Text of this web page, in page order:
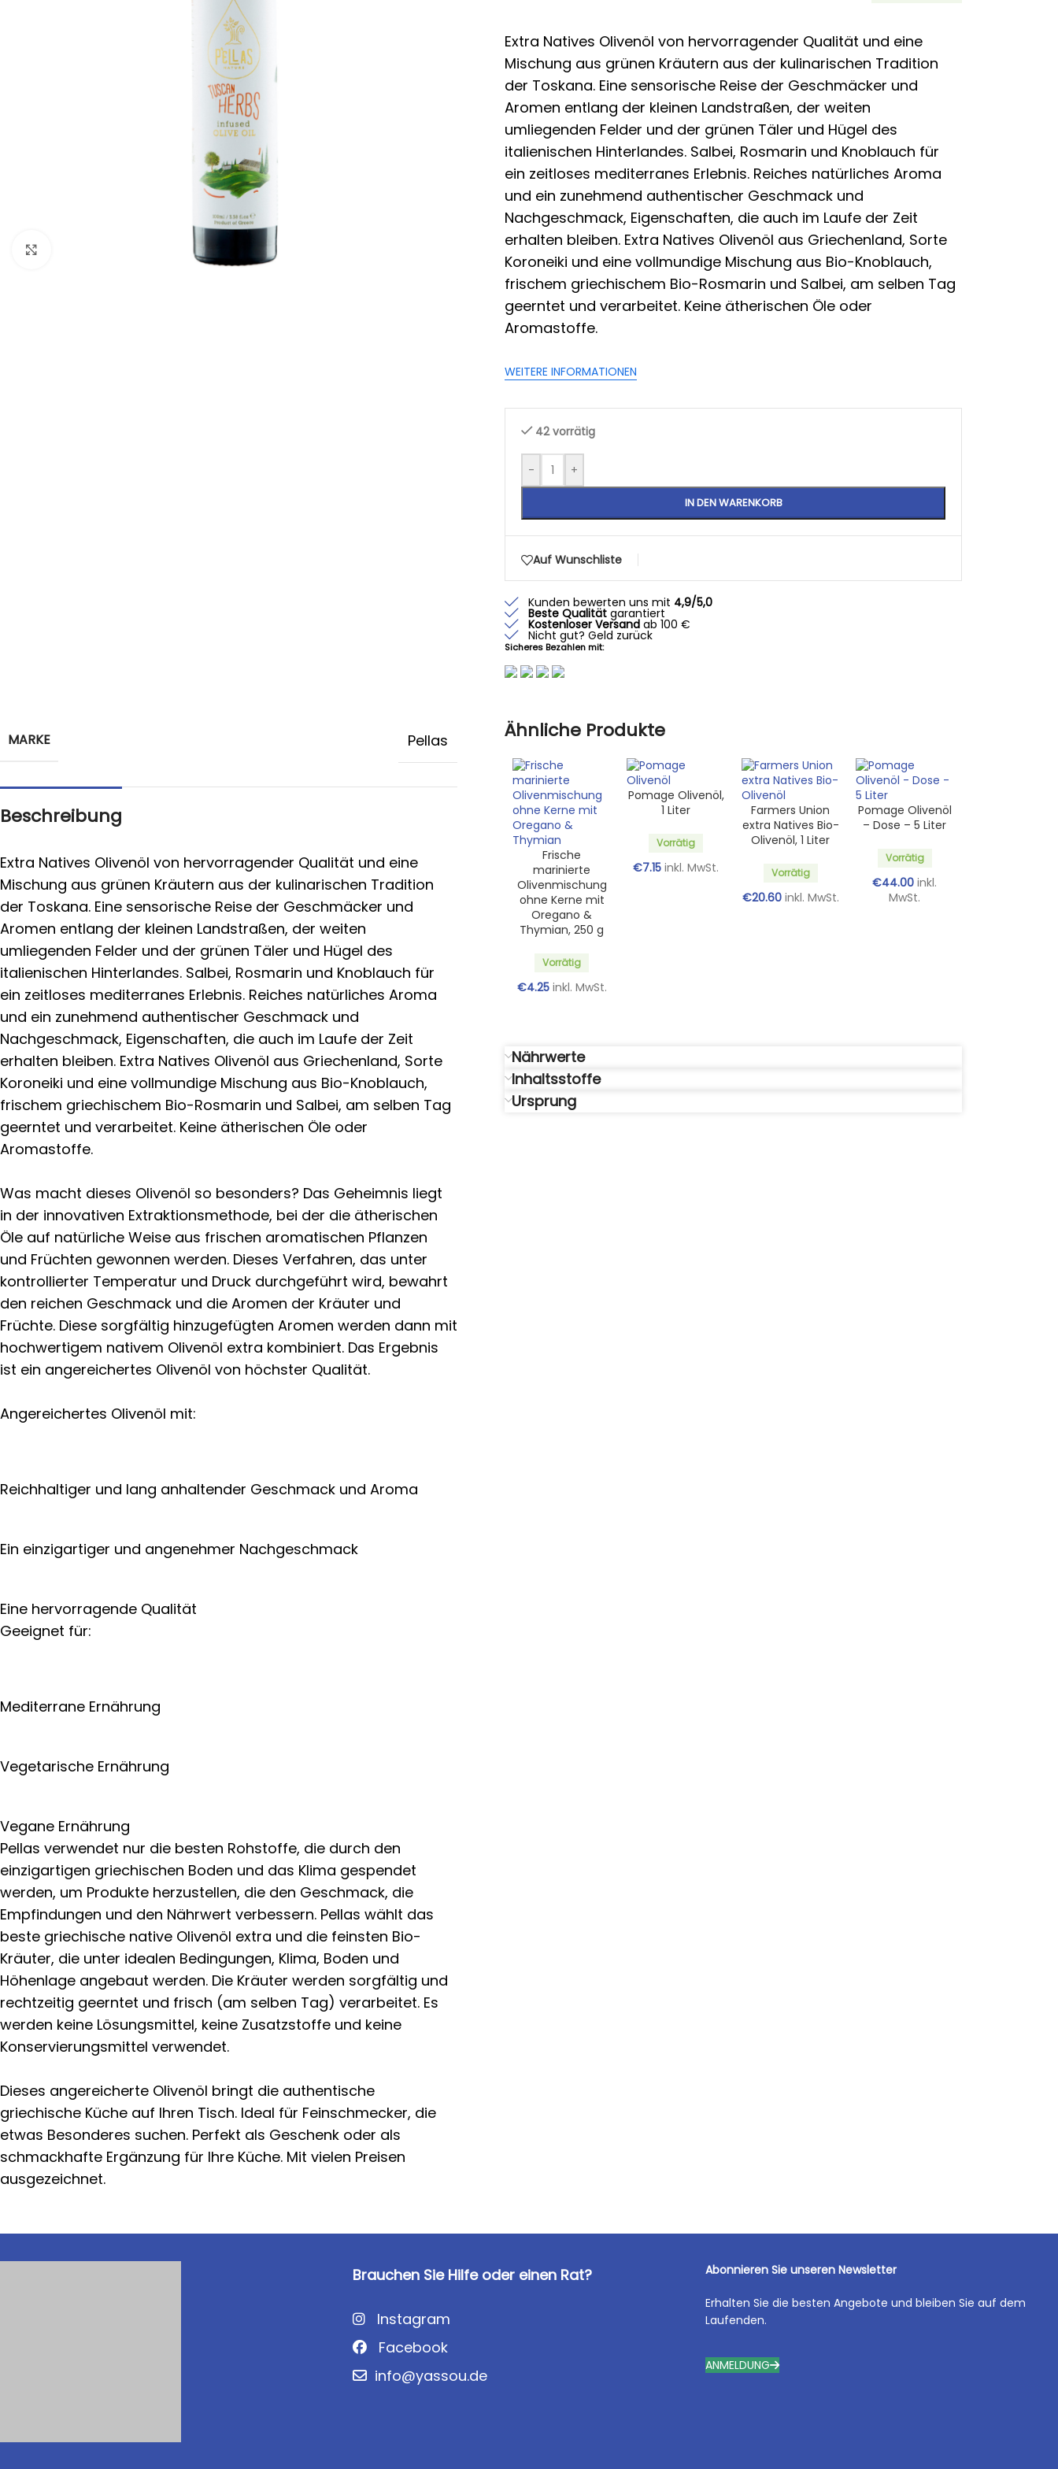
Extra Natives Olivenöl von hervorragender Qualität und eine
Mischung aus grünen Kräutern aus der kulinarischen Tradition
der Toskana. Eine sensorische Reise der Geschmäcker und
Aromen entlang der kleinen Landstraßen, der weiten
umliegenden Felder und der grünen Täler und Hügel des
italienischen Hinterlandes. Salbei, Rosmarin und Knoblauch für
ein zeitloses mediterranes Erlebnis. Reiches natürliches Aroma
und ein zunehmend authentischer Geschmack und
Nachgeschmack, Eigenschaften, die auch im Laufe der Zeit
erhalten bleiben. Extra Natives Olivenöl aus Griechenland, Sorte
Koroneiki und eine vollmundige Mischung aus Bio-Knoblauch,
frischem griechischem Bio-Rosmarin und Salbei, am selben Tag
geerntet und verarbeitet. Keine ätherischen Öle oder
Aromastoffe.
WEITERE INFORMATIONEN
42 vorrätig
- +
IN DEN WARENKORB
Auf Wunschliste
Kunden bewerten uns mit 4,9/5,0
Beste Qualität garantiert
Kostenloser Versand ab 100 €
Nicht gut? Geld zurück
Sicheres Bezahlen mit:
MARKE Pellas
Beschreibung
Extra Natives Olivenöl von hervorragender Qualität und eine
Mischung aus grünen Kräutern aus der kulinarischen Tradition
der Toskana. Eine sensorische Reise der Geschmäcker und
Aromen entlang der kleinen Landstraßen, der weiten
umliegenden Felder und der grünen Täler und Hügel des
italienischen Hinterlandes. Salbei, Rosmarin und Knoblauch für
ein zeitloses mediterranes Erlebnis. Reiches natürliches Aroma
und ein zunehmend authentischer Geschmack und
Nachgeschmack, Eigenschaften, die auch im Laufe der Zeit
erhalten bleiben. Extra Natives Olivenöl aus Griechenland, Sorte
Koroneiki und eine vollmundige Mischung aus Bio-Knoblauch,
frischem griechischem Bio-Rosmarin und Salbei, am selben Tag
geerntet und verarbeitet. Keine ätherischen Öle oder
Aromastoffe.
Was macht dieses Olivenöl so besonders? Das Geheimnis liegt
in der innovativen Extraktionsmethode, bei der die ätherischen
Öle auf natürliche Weise aus frischen aromatischen Pflanzen
und Früchten gewonnen werden. Dieses Verfahren, das unter
kontrollierter Temperatur und Druck durchgeführt wird, bewahrt
den reichen Geschmack und die Aromen der Kräuter und
Früchte. Diese sorgfältig hinzugefügten Aromen werden dann mit
hochwertigem nativem Olivenöl extra kombiniert. Das Ergebnis
ist ein angereichertes Olivenöl von höchster Qualität.
Angereichertes Olivenöl mit:
Reichhaltiger und lang anhaltender Geschmack und Aroma
Ein einzigartiger und angenehmer Nachgeschmack
Eine hervorragende Qualität
Geeignet für:
Mediterrane Ernährung
Vegetarische Ernährung
Vegane Ernährung
Pellas verwendet nur die besten Rohstoffe, die durch den
einzigartigen griechischen Boden und das Klima gespendet
werden, um Produkte herzustellen, die den Geschmack, die
Empfindungen und den Nährwert verbessern. Pellas wählt das
beste griechische native Olivenöl extra und die feinsten Bio-
Kräuter, die unter idealen Bedingungen, Klima, Boden und
Höhenlage angebaut werden. Die Kräuter werden sorgfältig und
rechtzeitig geerntet und frisch (am selben Tag) verarbeitet. Es
werden keine Lösungsmittel, keine Zusatzstoffe und keine
Konservierungsmittel verwendet.
Dieses angereicherte Olivenöl bringt die authentische
griechische Küche auf Ihren Tisch. Ideal für Feinschmecker, die
etwas Besonderes suchen. Perfekt als Geschenk oder als
schmackhafte Ergänzung für Ihre Küche. Mit vielen Preisen
ausgezeichnet.
Ähnliche Produkte
Frische
marinierte
Olivenmischung
ohne Kerne mit
Oregano &
Thymian, 250 g
Vorrätig
€4.25 inkl. MwSt.
Pomage Olivenöl,
1 Liter
Vorrätig
€7.15 inkl. MwSt.
Farmers Union
extra Natives Bio-
Olivenöl, 1 Liter
Vorrätig
€20.60 inkl. MwSt.
Pomage Olivenöl
– Dose – 5 Liter
Vorrätig
€44.00 inkl.
MwSt.
Nährwerte
Inhaltsstoffe
Ursprung
Brauchen Sie Hilfe oder einen Rat?
Instagram
Facebook
info@yassou.de
Abonnieren Sie unseren Newsletter
Erhalten Sie die besten Angebote und bleiben Sie auf dem
Laufenden.
ANMELDUNG